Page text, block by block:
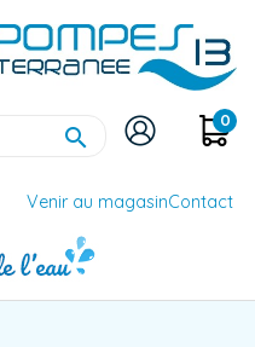

0
Venir au magasinContact